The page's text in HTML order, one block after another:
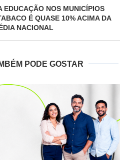
EDUCAÇÃO NOS MUNICÍPIOS
É QUASE 10% ACIMA DA
NACIONAL
PODE GOSTAR